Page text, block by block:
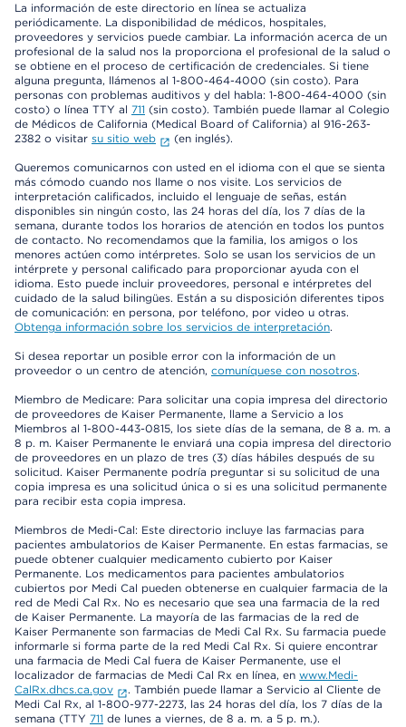
La información de este directorio en línea se actualiza
periódicamente. La disponibilidad de médicos, hospitales,
proveedores y servicios puede cambiar. La información acerca de un
profesional de la salud nos la proporciona el profesional de la salud o
se obtiene en el proceso de certificación de credenciales. Si tiene
alguna pregunta, llámenos al 1-800-464-4000 (sin costo). Para
personas con problemas auditivos y del habla: 1-800-464-4000 (sin
costo) o línea TTY al 711 (sin costo). También puede llamar al Colegio
de Médicos de California (Medical Board of California) al 916-263-
2382 o visitar su sitio web (en inglés).
Queremos comunicarnos con usted en el idioma con el que se sienta
más cómodo cuando nos llame o nos visite. Los servicios de
interpretación calificados, incluido el lenguaje de señas, están
disponibles sin ningún costo, las 24 horas del día, los 7 días de la
semana, durante todos los horarios de atención en todos los puntos
de contacto. No recomendamos que la familia, los amigos o los
menores actúen como intérpretes. Solo se usan los servicios de un
intérprete y personal calificado para proporcionar ayuda con el
idioma. Esto puede incluir proveedores, personal e intérpretes del
cuidado de la salud bilingües. Están a su disposición diferentes tipos
de comunicación: en persona, por teléfono, por video u otras.
Obtenga información sobre los servicios de interpretación.
Si desea reportar un posible error con la información de un
proveedor o un centro de atención, comuníquese con nosotros.
Miembro de Medicare: Para solicitar una copia impresa del directorio
de proveedores de Kaiser Permanente, llame a Servicio a los
Miembros al 1-800-443-0815, los siete días de la semana, de 8 a. m. a
8 p. m. Kaiser Permanente le enviará una copia impresa del directorio
de proveedores en un plazo de tres (3) días hábiles después de su
solicitud. Kaiser Permanente podría preguntar si su solicitud de una
copia impresa es una solicitud única o si es una solicitud permanente
para recibir esta copia impresa.
Miembros de Medi-Cal: Este directorio incluye las farmacias para
pacientes ambulatorios de Kaiser Permanente. En estas farmacias, se
puede obtener cualquier medicamento cubierto por Kaiser
Permanente. Los medicamentos para pacientes ambulatorios
cubiertos por Medi Cal pueden obtenerse en cualquier farmacia de la
red de Medi Cal Rx. No es necesario que sea una farmacia de la red
de Kaiser Permanente. La mayoría de las farmacias de la red de
Kaiser Permanente son farmacias de Medi Cal Rx. Su farmacia puede
informarle si forma parte de la red Medi Cal Rx. Si quiere encontrar
una farmacia de Medi Cal fuera de Kaiser Permanente, use el
localizador de farmacias de Medi Cal Rx en línea, en www.Medi-
CalRx.dhcs.ca.gov
. También puede llamar a Servicio al Cliente de
Medi Cal Rx, al 1-800-977-2273, las 24 horas del día, los 7 días de la
semana (TTY 711 de lunes a viernes, de 8 a. m. a 5 p. m.).